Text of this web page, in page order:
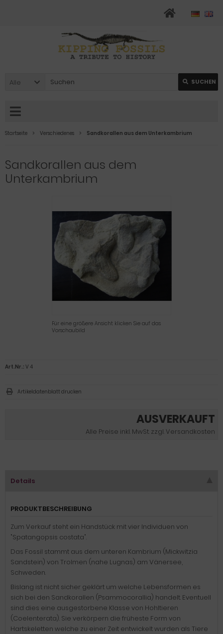
Alle SUCHEN
Startseite Verschiedenes Sandkorallen aus dem Unterkambrium
Sandkorallen aus dem
Unterkambrium
Für eine größere Ansicht klicken Sie auf das
Vorschaubild
AUSVERKAUFT
Alle Preise inkl. MwSt. zzgl. Versandkosten
Art.Nr.: V 4
Artikeldatenblatt drucken
Details
PRODUKTBESCHREIBUNG
Zum Verkauf steht ein Handstück mit vier Individuen von
"Spatangopsis costata".
Das Fossil stammt aus dem unteren Kambrium (Mickwitzia
Sandstein) von Trolmen (nahe Lugnas) am Vänersee,
Schweden.
Bislang ist nicht sicher geklärt um welche Lebensformen es
sich bei den Sandkorallen (Psammocorallia) handelt. Eventuell
sind dies eine ausgestorbene Klasse von Hohltieren
(Coelenterata). Sie verkörpern die früheste Form von
Hartskeletten welche zu einer Zeit entwickelt wurden als Tiere